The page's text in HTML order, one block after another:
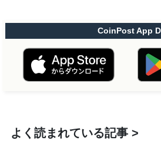
CoinPost App
よく読まれている記事